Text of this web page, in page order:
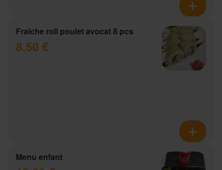
Fraîche roll poulet avocat 8 pcs
8.50 €
Menu enfant